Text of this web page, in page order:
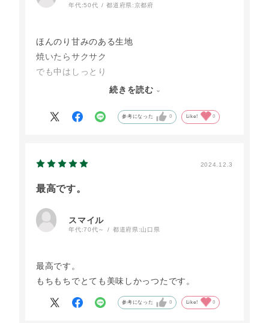
年代:50代 都道府県:京都府
ほんのり甘みのある生地
焼いたらサクサク
でも中はしっとり
ガーリックバターや
乗せたら最強朝ごはんです
続きを読む
参考になった 0 Like! 0
2024.12.3
最高です。
スマイル
年代:70代～ 都道府県:山口県
最高です。
もちもちでとても美味しかっつたです。
参考になった 0 Like! 0